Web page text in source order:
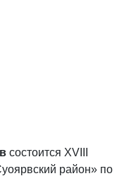
состоится XVIII
район» по